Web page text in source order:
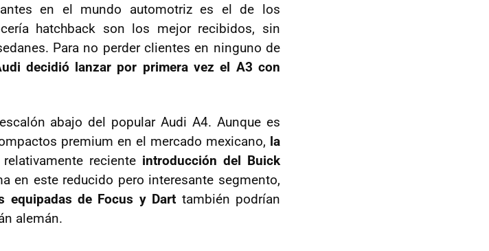
en el mundo automotriz es el de los
hatchback son los mejor recibidos, sin
Para no perder clientes en ninguno de
decidió lanzar por primera vez el A3 con
abajo del popular Audi A4. Aunque es
premium en el mercado mexicano, la
reciente introducción del Buick
en este reducido pero interesante segmento,
equipadas de Focus y Dart también podrían
alemán.